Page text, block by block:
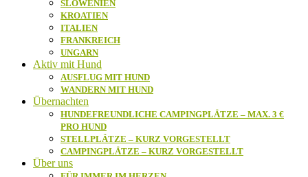
SLOWENIEN
KROATIEN
ITALIEN
FRANKREICH
UNGARN
Aktiv mit Hund
AUSFLUG MIT HUND
WANDERN MIT HUND
Übernachten
HUNDEFREUNDLICHE CAMPINGPLÄTZE – MAX. 3 €
PRO HUND
STELLPLÄTZE – KURZ VORGESTELLT
CAMPINGPLÄTZE – KURZ VORGESTELLT
Über uns